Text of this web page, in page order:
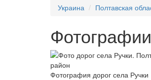
Украина Полтавская
Фотография дорог села Ручки